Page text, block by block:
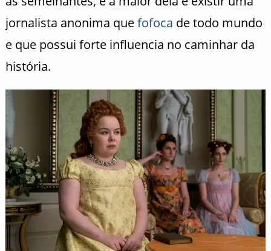
jornalista anonima quefofoca de todo mundo
e que possui forte influencia no caminhar da
história.